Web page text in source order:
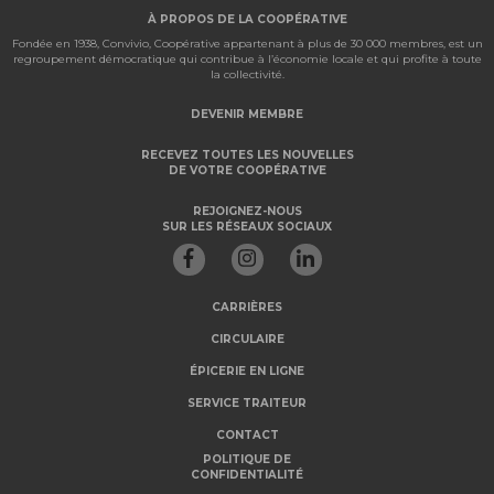
À PROPOS DE LA COOPÉRATIVE
Fondée en 1938, Convivio, Coopérative appartenant à plus de 30 000 membres, est un
regroupement démocratique qui contribue à l’économie locale et qui profite à toute
la collectivité.
DEVENIR MEMBRE
RECEVEZ TOUTES LES NOUVELLES
DE VOTRE COOPÉRATIVE
REJOIGNEZ-NOUS
SUR LES RÉSEAUX SOCIAUX
CARRIÈRES
CIRCULAIRE
ÉPICERIE EN LIGNE
SERVICE TRAITEUR
CONTACT
POLITIQUE DE
CONFIDENTIALITÉ